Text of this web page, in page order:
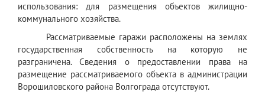
использования: для размещения объектов жилищно-
коммунального хозяйства.
Рассматриваемые гаражи расположены на землях
государственная собственность на которую не
разграничена. Сведения о предоставлении права на
размещение рассматриваемого объекта в администрации
Ворошиловского района Волгограда отсутствуют.